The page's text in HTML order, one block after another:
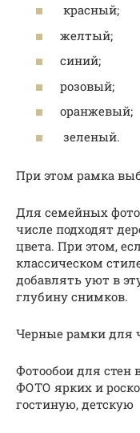
красный;
желтый;
синий;
розовый;
оранжевый;
зеленый.
При этом рамка
Для семейных
числе подходят
цвета. При этом,
классическом
добавлять уют в
глубину снимков.
Черные рамки для
Фотообои для стен
ФОТО ярких и
гостиную, детскую